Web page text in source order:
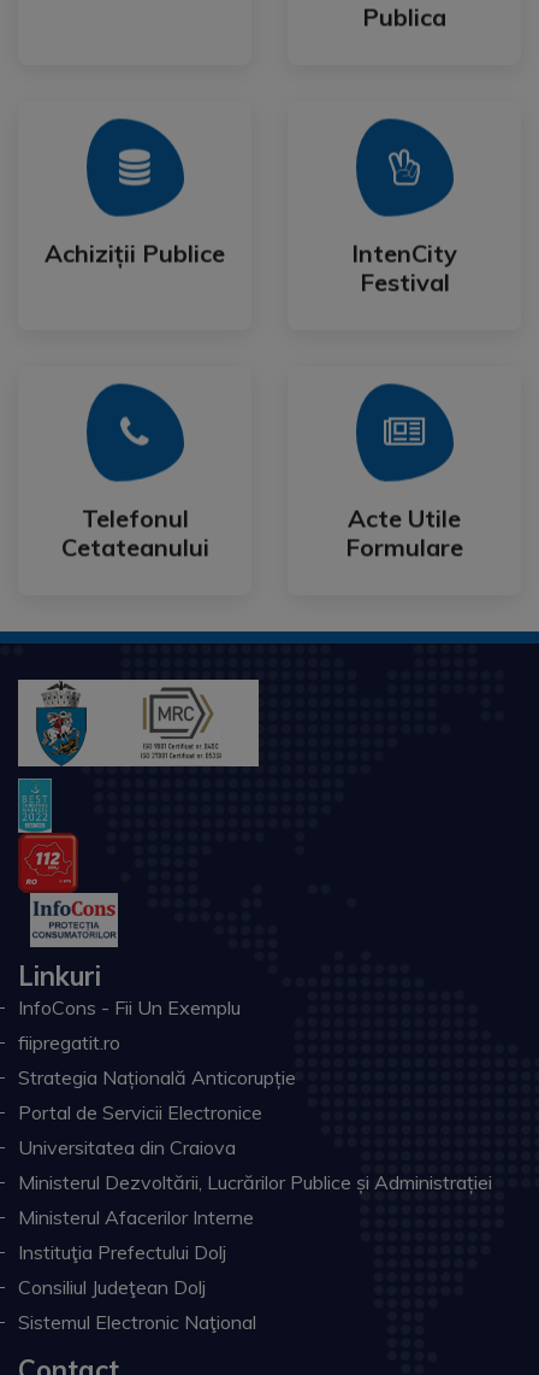
Publica
Achiziții Publice
Achiziții Publice
Mai Mult
IntenCity
Festival
IntenCity
Festival
Mai Mult
Telefonul
Cetateanului
Telefonul
Cetateanului
Mai Mult
Acte Utile
Formulare
Acte Utile
Formulare
Mai Mult
Linkuri
InfoCons - Fii Un Exemplu
fiipregatit.ro
Strategia Națională Anticorupție
Portal de Servicii Electronice
Universitatea din Craiova
Ministerul Dezvoltării, Lucrărilor Publice și Administrației
Ministerul Afacerilor Interne
Instituţia Prefectului Dolj
Consiliul Judeţean Dolj
Sistemul Electronic Naţional